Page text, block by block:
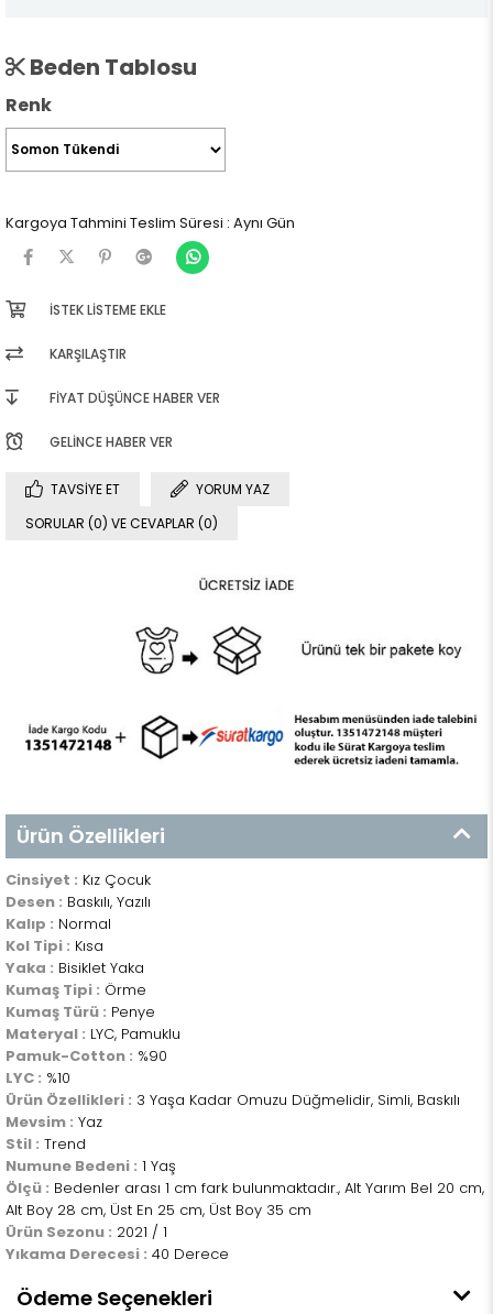
Beden Tablosu
Renk
Kargoya Tahmini Teslim Süresi : Aynı Gün
İSTEK LISTEME EKLE
KARŞILAŞTIR
FIYAT DÜŞÜNCE HABER VER
GELINCE HABER VER
TAVSIYE ET
YORUM YAZ
SORULAR (0) VE CEVAPLAR (0)
Ürün Özellikleri
Cinsiyet : Kız Çocuk
Desen : Baskılı, Yazılı
Kalıp : Normal
Kol Tipi : Kısa
Yaka : Bisiklet Yaka
Kumaş Tipi : Örme
Kumaş Türü : Penye
Materyal : LYC, Pamuklu
Pamuk-Cotton : %90
LYC : %10
Ürün Özellikleri : 3 Yaşa Kadar Omuzu Düğmelidir, Simli, Baskılı
Mevsim : Yaz
Stil : Trend
Numune Bedeni : 1 Yaş
Ölçü : Bedenler arası 1 cm fark bulunmaktadır., Alt Yarım Bel 20 cm,
Alt Boy 28 cm, Üst En 25 cm, Üst Boy 35 cm
Ürün Sezonu : 2021 / 1
Yıkama Derecesi : 40 Derece
Ödeme Seçenekleri